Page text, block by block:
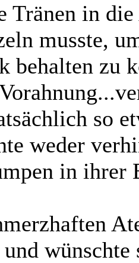
Tränen in
musste,
behalten zu
so
weder
in ihrer